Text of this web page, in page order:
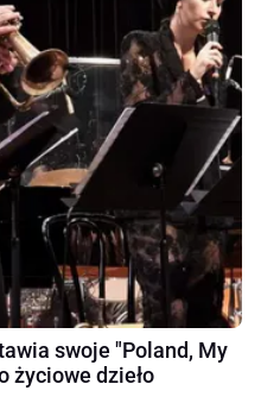
swoje "Poland, My
życiowe dzieło